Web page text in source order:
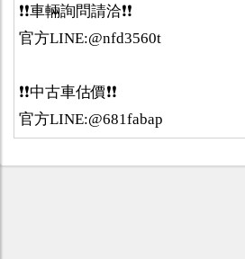
❗️❗️車輛詢問請洽❗️❗️
官方LINE:@nfd3560t
❗️❗️中古車估價❗️❗️
官方LINE:@681fabap